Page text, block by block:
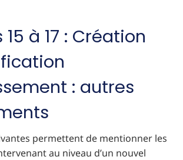
à 17 : Création
: autres
permettent de mentionner les
au niveau d’un nouvel